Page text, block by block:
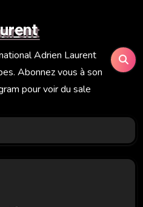
Adrien Laurent
Abonnez vous à son
pour voir du sale